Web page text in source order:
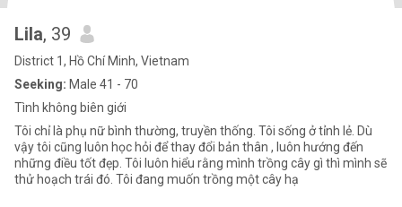
Lila, 39
District 1, Hồ Chí Minh, Vietnam
Seeking: Male 41 - 70
Tình không biên giới
Tôi chỉ là phụ nữ bình thường, truyền thống. Tôi sống ở tỉnh lẻ. Dù
vậy tôi cũng luôn học hỏi để thay đổi bản thân , luôn hướng đến
những điều tốt đẹp. Tôi luôn hiểu rằng mình trồng cây gì thì mình sẽ
thử hoạch trái đó. Tôi đang muốn trồng một cây hạ